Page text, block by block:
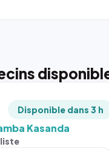
Disponible dans 3 h
Kasanda